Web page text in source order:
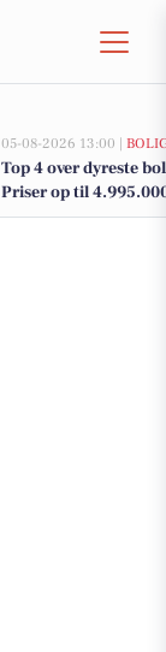
05-08-2026 13:00 |
Top 4 over dyreste
Priser op til